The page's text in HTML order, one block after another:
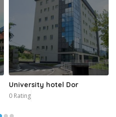
University hotel Dor
0 Rating